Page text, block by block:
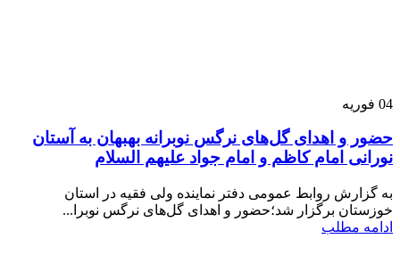
04 فوریه
حضور و اهدای گل‌های نرگس نوبرانه بهبهان به آستان
نورانی امام کاظم و امام جواد علیهم السلام
به گزارش روابط عمومی دفتر نماینده ولی فقیه در استان
خوزستان برگزار شد؛حضور و اهدای گل‌های نرگس نوبرا...
ادامه مطلب